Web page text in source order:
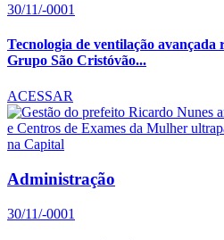
30/11/-0001
Tecnologia de ventilação
Grupo São Cristóvão...
ACESSAR
Administração
30/11/-0001